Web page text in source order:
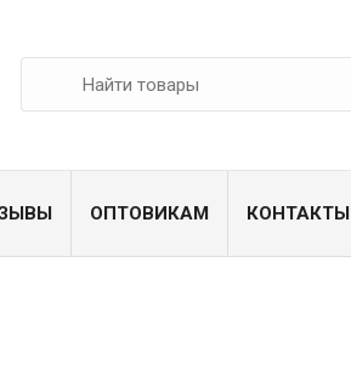
ОПТОВИКАМ КОНТАКТЫ